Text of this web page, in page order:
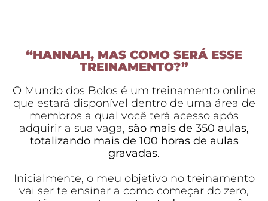
“HANNAH, MAS COMO SERÁ ESSE
TREINAMENTO?”
O Mundo dos Bolos é um treinamento online
que estará disponível dentro de uma área de
membros a qual você terá acesso após
adquirir a sua vaga, são mais de 350 aulas,
totalizando mais de 100 horas de aulas
gravadas.
Inicialmente, o meu objetivo no treinamento
vai ser te ensinar a como começar do zero,